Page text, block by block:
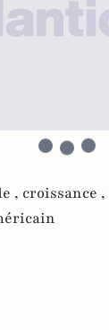
, croissance ,